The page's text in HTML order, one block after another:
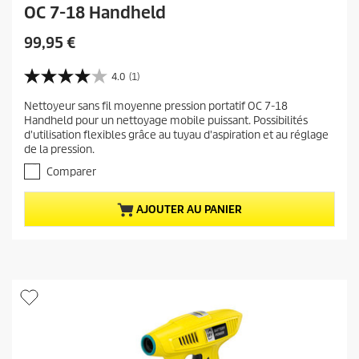
OC 7-18 Handheld
P
i
a
c
t
u
e
l
d
o
d
99,95 €
4.0 (1)
4
0
s
u
r
é
t
o
i
1
Nettoyeur sans fil moyenne pression portatif OC 7-18
Handheld pour un nettoyage mobile puissant. Possibilités
d'utilisation flexibles grâce au tuyau d'aspiration et au réglage
de la pression.
Comparer
AJOUTER AU PANIER